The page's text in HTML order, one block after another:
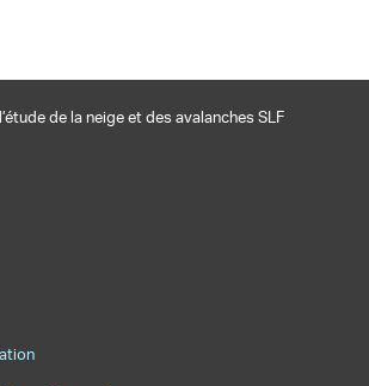
de la neige et des avalanches SLF